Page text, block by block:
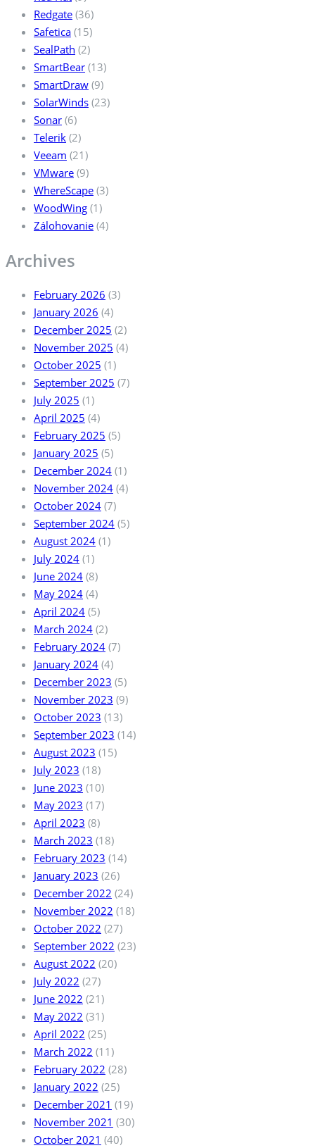
Redgate (36)
Safetica (15)
SealPath (2)
SmartBear (13)
SmartDraw (9)
SolarWinds (23)
Sonar (6)
Telerik (2)
Veeam (21)
VMware (9)
WhereScape (3)
WoodWing (1)
Zálohovanie (4)
Archives
February 2026 (3)
January 2026 (4)
December 2025 (2)
November 2025 (4)
October 2025 (1)
September 2025 (7)
July 2025 (1)
April 2025 (4)
February 2025 (5)
January 2025 (5)
December 2024 (1)
November 2024 (4)
October 2024 (7)
September 2024 (5)
August 2024 (1)
July 2024 (1)
June 2024 (8)
May 2024 (4)
April 2024 (5)
March 2024 (2)
February 2024 (7)
January 2024 (4)
December 2023 (5)
November 2023 (9)
October 2023 (13)
September 2023 (14)
August 2023 (15)
July 2023 (18)
June 2023 (10)
May 2023 (17)
April 2023 (8)
March 2023 (18)
February 2023 (14)
January 2023 (26)
December 2022 (24)
November 2022 (18)
October 2022 (27)
September 2022 (23)
August 2022 (20)
July 2022 (27)
June 2022 (21)
May 2022 (31)
April 2022 (25)
March 2022 (11)
February 2022 (28)
January 2022 (25)
December 2021 (19)
November 2021 (30)
October 2021 (40)